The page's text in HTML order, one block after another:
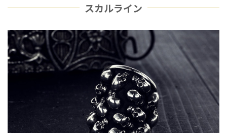
スカルライン